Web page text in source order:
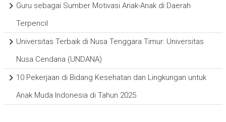
Guru sebagai Sumber Motivasi Anak-Anak di Daerah
Terpencil
Universitas Terbaik di Nusa Tenggara Timur: Universitas
Nusa Cendana (UNDANA)
10 Pekerjaan di Bidang Kesehatan dan Lingkungan untuk
Anak Muda Indonesia di Tahun 2025